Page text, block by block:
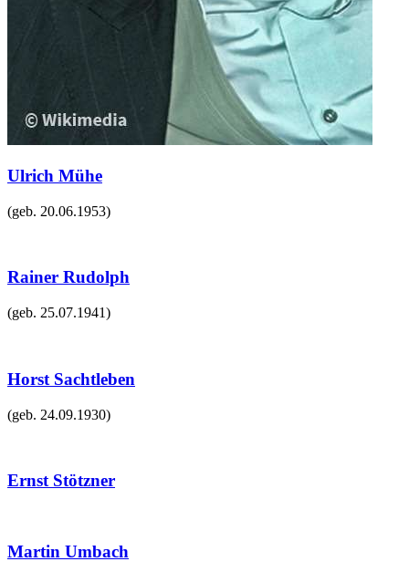
Ulrich Mühe
(geb. 20.06.1953)
Rainer Rudolph
(geb. 25.07.1941)
Horst Sachtleben
(geb. 24.09.1930)
Ernst Stötzner
Martin Umbach